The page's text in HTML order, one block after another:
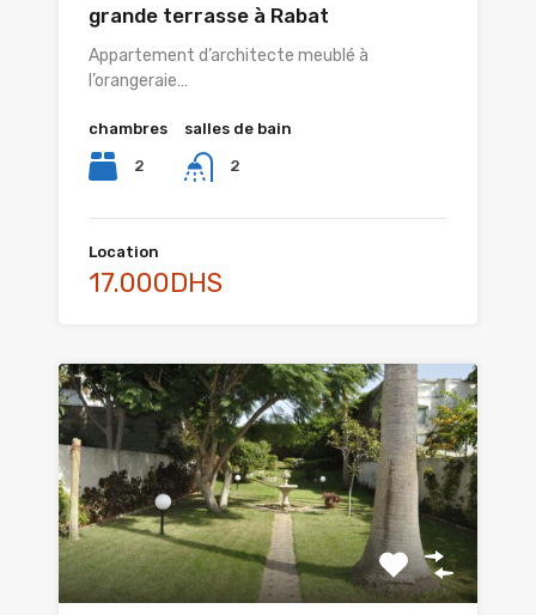
grande terrasse à Rabat
Appartement d’architecte meublé à
l’orangeraie…
chambres
2
salles de bain
2
Location
17.000DHS